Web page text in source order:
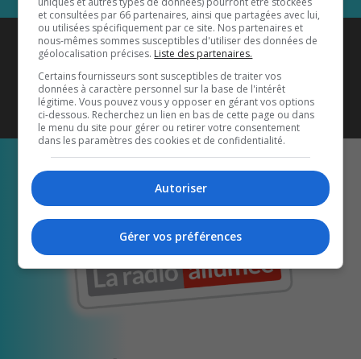
Coyote New Countryest diffusé
également sur1033 HD2
Écoutez-nous aussi sur…
et consultées par 66 partenaires, ainsi que partagées avec lui,
ou utilisées spécifiquement par ce site. Nos partenaires et
nous-mêmes sommes susceptibles d'utiliser des données de
géolocalisation précises. Liste des partenaires.
Certains fournisseurs sont susceptibles de traiter vos
données à caractère personnel sur la base de l'intérêt
légitime. Vous pouvez vous y opposer en gérant vos options
ci-dessous. Recherchez un lien en bas de cette page ou dans
le menu du site pour gérer ou retirer votre consentement
dans les paramètres des cookies et de confidentialité.
Autoriser
Gérer vos préférences